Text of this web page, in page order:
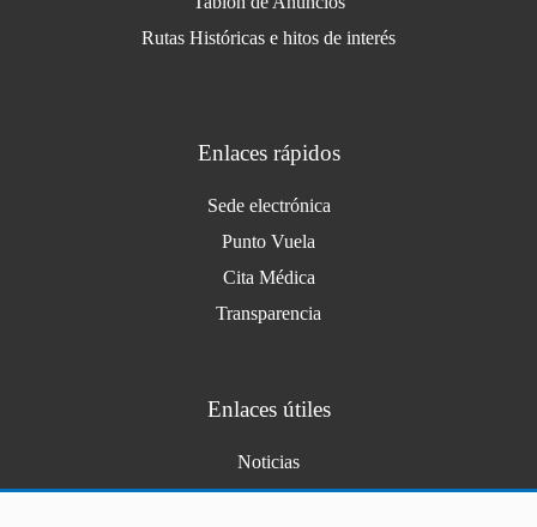
Rutas Históricas e hitos de interés
Enlaces rápidos
Sede electrónica
Punto Vuela
Cita Médica
Transparencia
Enlaces útiles
Noticias
Agenda